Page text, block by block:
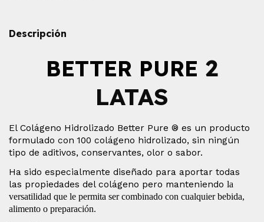
Descripción
BETTER PURE 2
LATAS
El Colágeno Hidrolizado Better Pure ® es un producto
formulado con 100 colágeno hidrolizado, sin ningún
tipo de aditivos, conservantes, olor o sabor.
Ha sido especialmente diseñado para aportar todas
las propiedades del colágeno pero manteniendo la
versatilidad que le permita ser combinado con cualquier bebida,
alimento o preparación.